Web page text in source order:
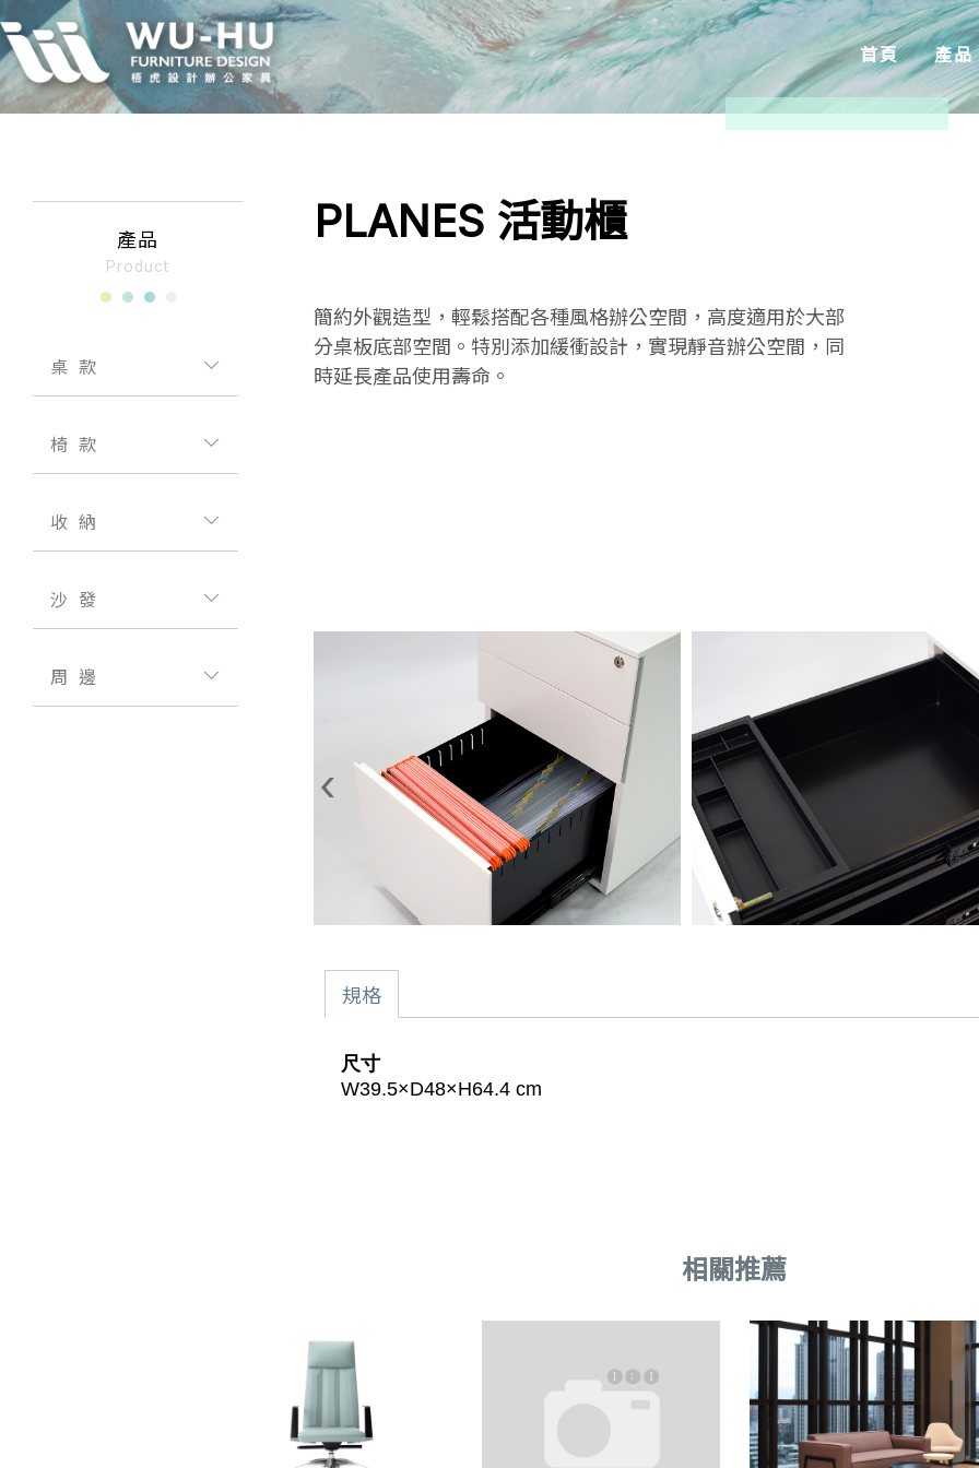
首頁 產品
桌款
椅款
收納
沙發
周邊
PLANES 活動櫃
簡約外觀造型，輕鬆搭配各種風格辦公空間，高度適用於大部
分桌板底部空間。特別添加緩衝設計，實現靜音辦公空間，同
時延長產品使用壽命。
‹
規格
尺寸
W39.5×D48×H64.4 cm